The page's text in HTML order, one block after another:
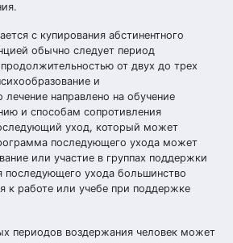
с купирования абстинентного
обычно следует период
продолжительностью от двух до трех
и
лечение направлено на обучение
и способам сопротивления
уход, который может
последующего ухода может
или участие в группах поддержки
последующего ухода большинство
к работе или учебе при поддержке
периодов воздержания человек может